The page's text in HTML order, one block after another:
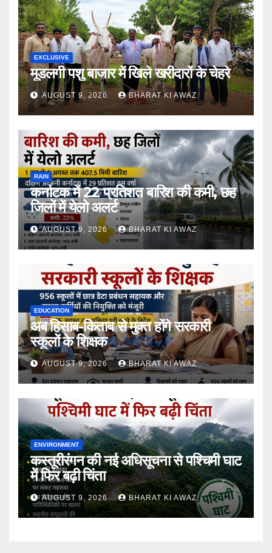
EXCLUSIVE
मूडलगी पशु बाजार में खिले खरीदारों के चेहरे
AUGUST 9, 2026 BHARAT KI AWAZ
RAIN
कर्नाटक में 22 प्रतिशत बारिश की कमी, छह
जिलों में येलो अलर्ट
AUGUST 9, 2026 BHARAT KI AWAZ
EDUCATION
अब हिसाब-किताब से मुक्त होंगे सरकारी
स्कूलों के शिक्षक
AUGUST 9, 2026 BHARAT KI AWAZ
ENVIRONMENT
कस्तूरीरंगन की नई अधिसूचना से पश्चिमी घाट
में फिर बढ़ी चिंता
AUGUST 9, 2026 BHARAT KI AWAZ